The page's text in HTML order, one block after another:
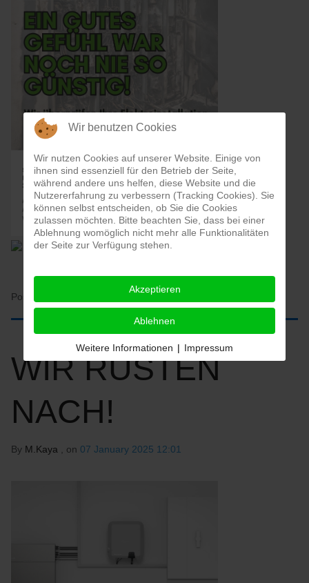
Posted in:
WIR RÜSTEN
NACH!
By M.Kaya , on 07 January 2025 12:01
Wir benutzen Cookies
Wir nutzen Cookies auf unserer Website. Einige von
ihnen sind essenziell für den Betrieb der Seite,
während andere uns helfen, diese Website und die
Nutzererfahrung zu verbessern (Tracking Cookies). Sie
können selbst entscheiden, ob Sie die Cookies
zulassen möchten. Bitte beachten Sie, dass bei einer
Ablehnung womöglich nicht mehr alle Funktionalitäten
der Seite zur Verfügung stehen.
Akzeptieren
Ablehnen
Weitere Informationen | Impressum